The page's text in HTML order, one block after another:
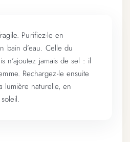
Purifiez-le en
bain d’eau. Celle du
n’ajoutez jamais de sel : il
Rechargez-le ensuite
lumière naturelle, en